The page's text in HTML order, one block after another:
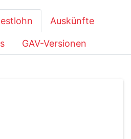
Auskünfte
GAV-Versionen